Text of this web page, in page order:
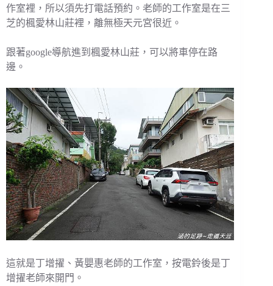
作室裡，所以須先打電話預約。老師的工作室是在三
芝的楓愛林山莊裡，離無極天元宮很近。
跟著google導航進到楓愛林山莊，可以將車停在路
邊。
這就是丁增擢、黃嬰惠老師的工作室，按電鈴後是丁
增擢老師來開門。